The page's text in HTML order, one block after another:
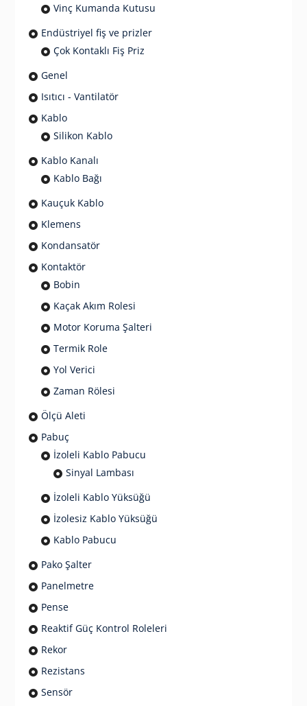
Vinç Kumanda Kutusu
Endüstriyel fiş ve prizler
Çok Kontaklı Fiş Priz
Genel
Isıtıcı - Vantilatör
Kablo
Silikon Kablo
Kablo Kanalı
Kablo Bağı
Kauçuk Kablo
Klemens
Kondansatör
Kontaktör
Bobin
Kaçak Akım Rolesi
Motor Koruma Şalteri
Termik Role
Yol Verici
Zaman Rölesi
Ölçü Aleti
Pabuç
İzoleli Kablo Pabucu
Sinyal Lambası
İzoleli Kablo Yüksüğü
İzolesiz Kablo Yüksüğü
Kablo Pabucu
Pako Şalter
Panelmetre
Pense
Reaktif Güç Kontrol Roleleri
Rekor
Rezistans
Sensör